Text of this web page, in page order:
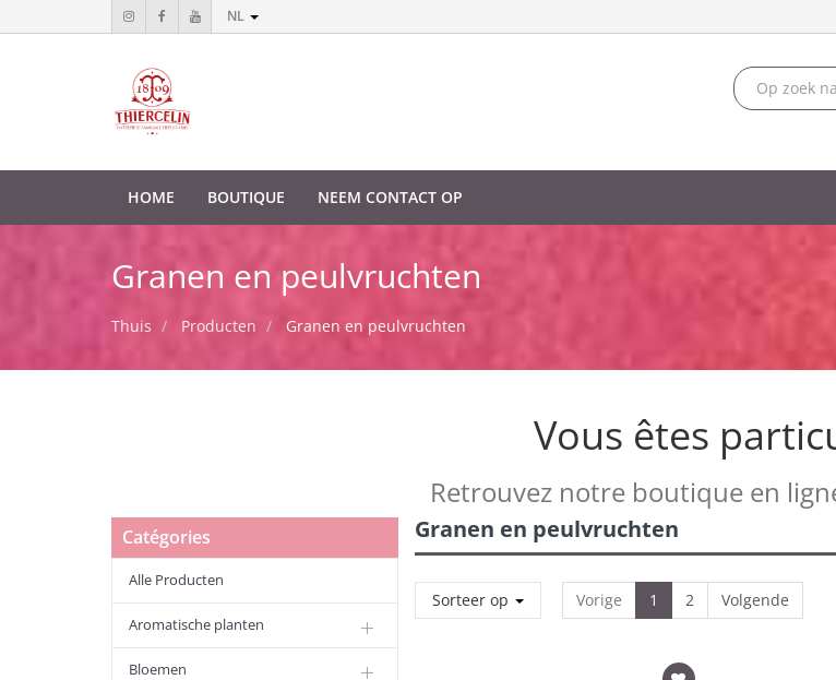
NL
HOME BOUTIQUE NEEM CONTACT OP
Granen en peulvruchten
Thuis Producten Granen en peulvruchten
Vous êtes
Retrouvez notre boutique en
Catégories
Alle Producten
Aromatische planten
Bloemen
Granen en peulvruchten
Sorteer op Vorige 1 2 Volgende